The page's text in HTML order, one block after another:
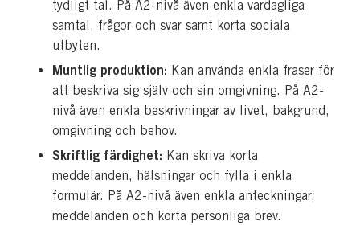
tydligt tal. På A2-nivå även enkla vardagliga
samtal, frågor och svar samt korta sociala
utbyten.
Muntlig produktion: Kan använda enkla fraser för
att beskriva sig själv och sin omgivning. På A2-
nivå även enkla beskrivningar av livet, bakgrund,
omgivning och behov.
Skriftlig färdighet: Kan skriva korta
meddelanden, hälsningar och fylla i enkla
formulär. På A2-nivå även enkla anteckningar,
meddelanden och korta personliga brev.